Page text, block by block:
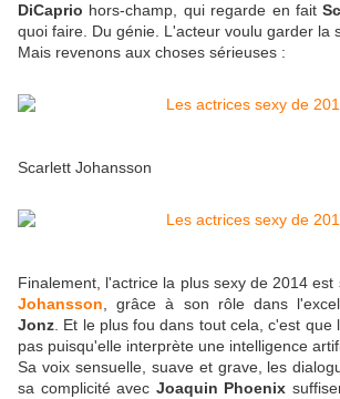
DiCaprio hors-champ, qui regarde en fait
quoi faire. Du génie. L'acteur voulu garder la
Mais revenons aux choses sérieuses :
Scarlett Johansson
Finalement, l'actrice la plus sexy de 2014 est
Johansson , grâce à son rôle dans
Jonz . Et le plus fou dans tout cela, c'est
pas puisqu'elle interprète une intelligence
Sa voix sensuelle, suave et grave, les
sa complicité avec Joaquin Phoenix